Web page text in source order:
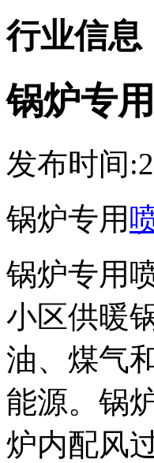
行业信息
锅炉专
发布时间
锅炉专用
锅炉专用
小区供暖
油、煤气
能源。锅
炉内配风